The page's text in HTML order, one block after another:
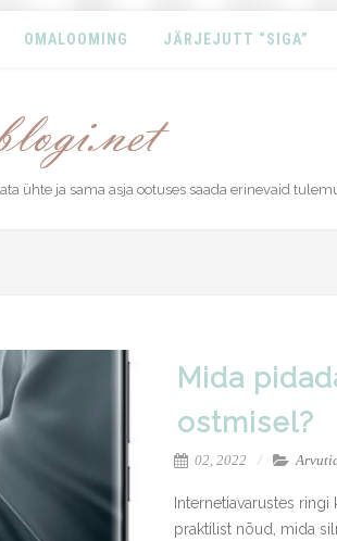
OMALOOMING JÄRJEJUTT “SIGA”
ühte ja sama asja ootuses saada erinevaid
Mida
ostmisel?
02, 2022
Internetiavarustes
praktilist nõud, mida